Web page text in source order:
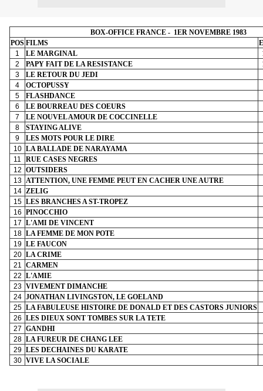
BOX-OFFICE FRANCE - 1ER NOVEMBRE 1983
POS FILMS
1
LE MARGINAL
2
PAPY FAIT DE LA RESISTANCE
3
LE RETOUR DU JEDI
4
OCTOPUSSY
5
FLASHDANCE
6
LE BOURREAU DES COEURS
7
LE NOUVEL AMOUR DE COCCINELLE
8
STAYING ALIVE
9
LES MOTS POUR LE DIRE
10 LA BALLADE DE NARAYAMA
11
RUE CASES NEGRES
12 OUTSIDERS
13 ATTENTION, UNE FEMME PEUT EN CACHER UNE AUTRE
14 ZELIG
15 LES BRANCHES A ST-TROPEZ
16 PINOCCHIO
17 L'AMI DE VINCENT
18 LA FEMME DE MON POTE
19 LE FAUCON
20 LA CRIME
21 CARMEN
22 L'AMIE
23 VIVEMENT DIMANCHE
24 JONATHAN LIVINGSTON, LE GOELAND
25 LA FABULEUSE HISTOIRE DE DONALD ET DES CASTORS JUNIORS
26 LES DIEUX SONT TOMBES SUR LA TETE
27 GANDHI
28 LA FUREUR DE CHANG LEE
29 LES DECHAINES DU KARATE
30 VIVE LA SOCIALE